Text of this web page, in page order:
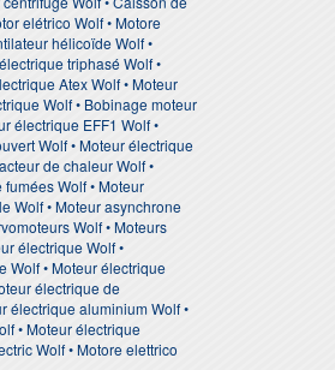
elétrico Wolf • Motore
hélicoïde Wolf •
triphasé Wolf •
Atex Wolf • Moteur
Wolf • Bobinage moteur
électrique EFF1 Wolf •
Wolf • Moteur électrique
de chaleur Wolf •
Wolf • Moteur
Wolf • Moteur asynchrone
Wolf • Moteurs
électrique Wolf •
Wolf • Moteur électrique
électrique de
électrique aluminium Wolf •
• Moteur électrique
Wolf • Motore elettrico